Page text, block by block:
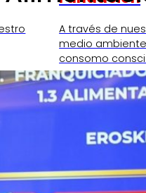
A través de
medio
consomo